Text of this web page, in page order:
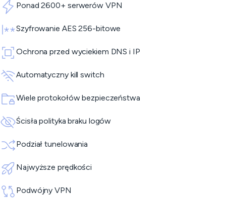
Ponad 2600+ serwerów VPN
Szyfrowanie AES 256-bitowe
Ochrona przed wyciekiem DNS i IP
Automatyczny kill switch
Wiele protokołów bezpieczeństwa
Ścisła polityka braku logów
Podział tunelowania
Najwyższe prędkości
Podwójny VPN